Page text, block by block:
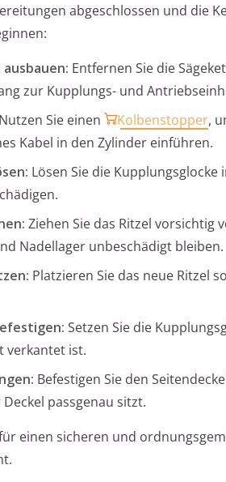
abgeschlossen und die
Entfernen Sie die
zur Kupplungs- und
Nutzen Sie einen Kolbenstopper,
Kabel in den Zylinder einführen.
Lösen Sie die
Ziehen Sie das Ritzel vorsichtig
Nadellager unbeschädigt bleiben.
Platzieren Sie das neue Ritzel
Setzen Sie die
verkantet ist.
Befestigen Sie den
passgenau sitzt.
einen sicheren und